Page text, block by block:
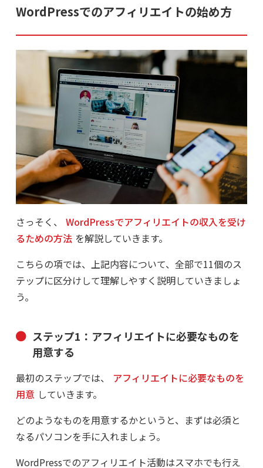
WordPressでのアフィリエイトの始め方
さっそく、
WordPressでアフィリエイトの収入を受け
るための方法 を解説していきます。
こちらの項では、上記内容について、全部で11個のス
テップに区分けして理解しやすく説明していきましょ
う。
ステップ1：アフィリエイトに必要なものを
用意する
最初のステップでは、
アフィリエイトに必要なものを
用意 していきます。
どのようなものを用意するかというと、まずは必須と
なるパソコンを手に入れましょう。
WordPressでのアフィリエイト活動はスマホでも行え